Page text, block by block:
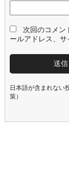
次回のコメン
ールアドレス、サ
日本語が含まれない
策）